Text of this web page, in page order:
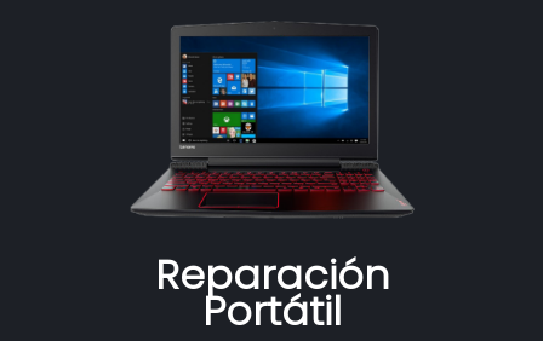
Reparación
Portátil